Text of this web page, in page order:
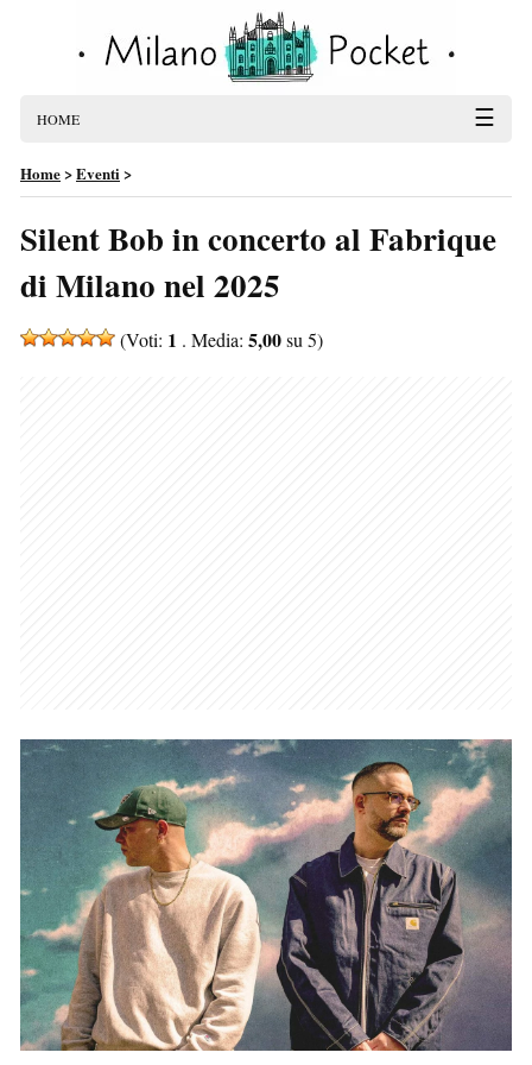
HOME ☰
Home>Eventi>
Silent Bob in concerto al Fabrique
di Milano nel 2025
(Voti: 1 . Media: 5,00su 5)